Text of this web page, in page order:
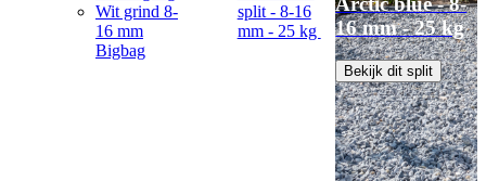
Wit grind 8-
16 mm
Bigbag
split - 8-16
mm - 25 kg
16 mm - 25 kg
Bekijk dit split